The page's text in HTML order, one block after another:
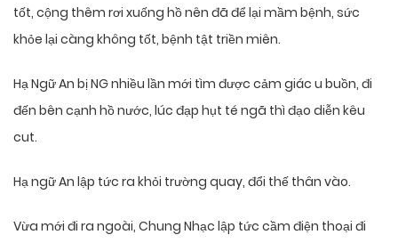
tốt, cộng thêm rơi xuống hồ nên đã để lại mầm bệnh, sức
khỏe lại càng không tốt, bệnh tật triền miên.
Hạ Ngữ An bị NG nhiều lần mới tìm được cảm giác u buồn, đi
đến bên cạnh hồ nước, lúc đạp hụt té ngã thì đạo diễn kêu
cut.
Hạ ngữ An lập tức ra khỏi trường quay, đổi thế thân vào.
Vừa mới đi ra ngoài, Chung Nhạc lập tức cầm điện thoại đi